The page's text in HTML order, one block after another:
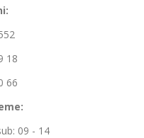
18
66
09 - 14